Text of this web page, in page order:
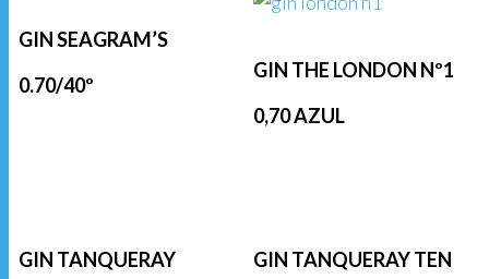
GIN SEAGRAM’S
0.70/40º
GIN THE LONDON Nº1
0,70 AZUL
GIN TANQUERAY
GIN TANQUERAY TEN